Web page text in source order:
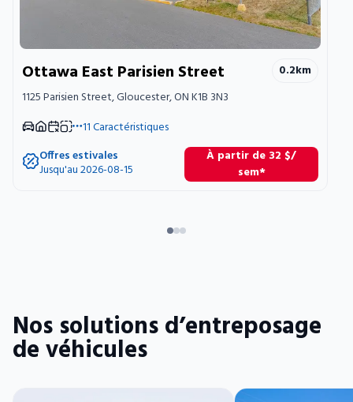
Ottawa East Parisien Street 0.2km
1125 Parisien Street, Gloucester, ON K1B 3N3
11Caractéristiques
Offres estivales
Jusqu'au 2026-08-15
À partir de 32 $/
sem*
Nos solutions d’entreposage
de véhicules